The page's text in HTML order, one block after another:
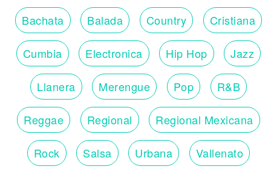
Bachata Balada Country Cristiana
Cumbia Electronica Hip Hop Jazz
Llanera Merengue Pop R&B
Reggae Regional Regional Mexicana
Rock Salsa Urbana Vallenato